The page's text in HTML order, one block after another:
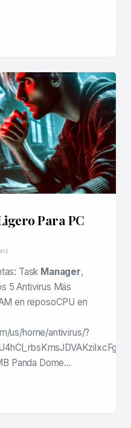
Para PC
Task Manager,
5 Antivirus Más
en reposoCPU en
us/home/antivirus/?
Panda Dome…